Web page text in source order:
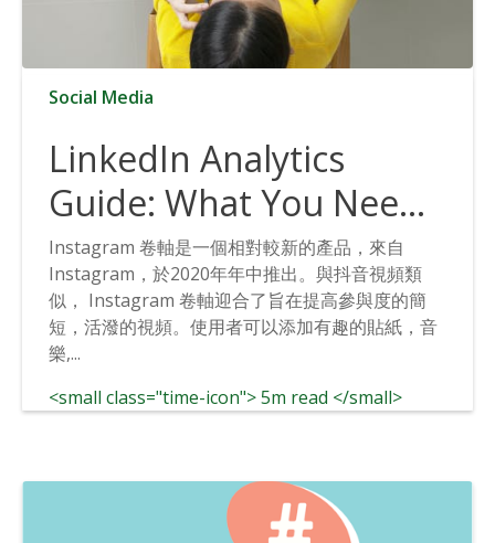
Social Media
LinkedIn Analytics
Guide: What You Need
to Know
Instagram 卷軸是一個相對較新的產品，來自
Instagram，於2020年年中推出。與抖音視頻類
似， Instagram 卷軸迎合了旨在提高參與度的簡
短，活潑的視頻。使用者可以添加有趣的貼紙，音
樂,...
<small class="time-icon"> 5m read </small>